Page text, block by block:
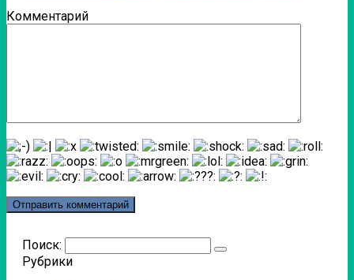
Комментарий
Поиск:
Рубрики